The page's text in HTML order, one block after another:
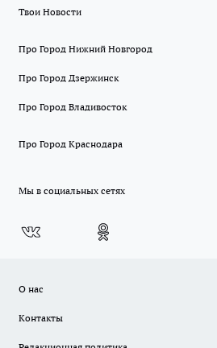
Твои Новости
Про Город Нижний Новгород
Про Город Дзержинск
Про Город Владивосток
Про Город Краснодара
Мы в социальных сетях
О нас
Контакты